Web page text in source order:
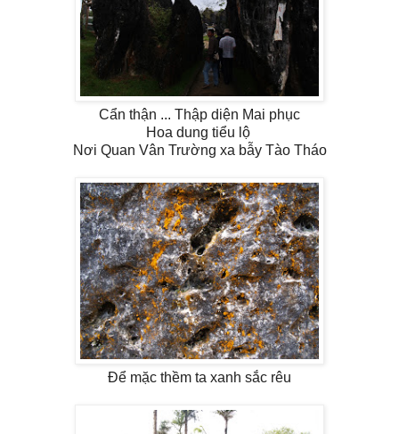
Cẩn thận ... Thập diện Mai phục
Hoa dung tiểu lộ
Nơi Quan Vân Trường xa bẫy Tào Tháo
Để mặc thềm ta xanh sắc rêu